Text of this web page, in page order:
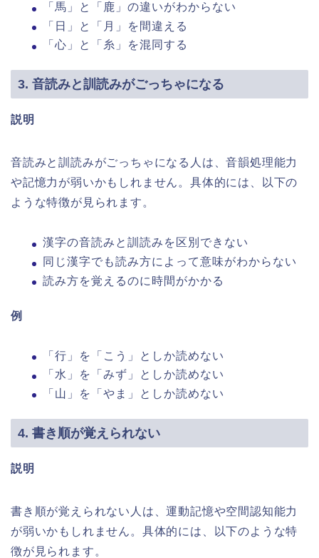
「馬」と「鹿」の違いがわからない
「日」と「月」を間違える
「心」と「糸」を混同する
3. 音読みと訓読みがごっちゃになる
説明
音読みと訓読みがごっちゃになる人は、音韻処理能力
や記憶力が弱いかもしれません。具体的には、以下の
ような特徴が見られます。
漢字の音読みと訓読みを区別できない
同じ漢字でも読み方によって意味がわからない
読み方を覚えるのに時間がかかる
例
「行」を「こう」としか読めない
「水」を「みず」としか読めない
「山」を「やま」としか読めない
4. 書き順が覚えられない
説明
書き順が覚えられない人は、運動記憶や空間認知能力
が弱いかもしれません。具体的には、以下のような特
徴が見られます。